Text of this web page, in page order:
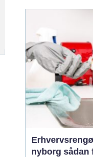
Svaret er for
især med de høje
og et stig...
nyborg sådan får